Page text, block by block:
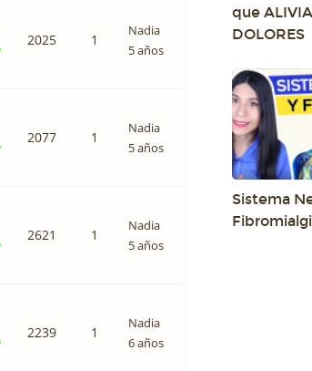
2025 1
Nadia
5 años
2077 1
Nadia
5 años
2621 1
Nadia
5 años
2239 1
Nadia
6 años
que
DOLORES
Sistema